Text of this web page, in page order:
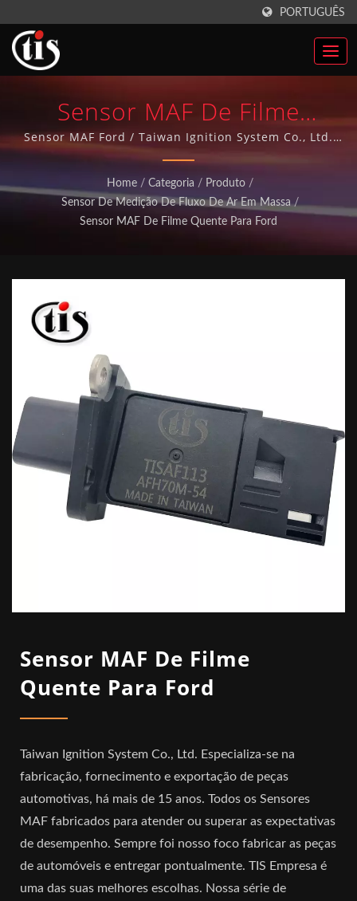
PORTUGUÊS
Sensor MAF De Filme
Quente Para Ford |
Fabricante De Peças
Automotivas De Taiwan Coils
De Ignição | Taiwan Ignition
System Co., Ltd.
Sensor MAF Ford / Taiwan Ignition System Co., Ltd.
tem mais de 20 anos de experiência na fabricação de
peças automotivas e alcançou o sistema de qualidade
ISO-9001 há mais de 10 anos. Todas as nossas peças
automotivas são feitas em Taiwan.
Home / Categoria / Produto /
Sensor De Medição De Fluxo De Ar Em Massa /
Sensor MAF De Filme Quente Para Ford
Sensor MAF De Filme
Quente Para Ford
Taiwan Ignition System Co., Ltd. Especializa-se na
fabricação, fornecimento e exportação de peças
automotivas, há mais de 15 anos. Todos os Sensores
MAF fabricados para atender ou superar as expectativas
de desempenho. Sempre foi nosso foco fabricar as peças
de automóveis e entregar pontualmente. TIS Empresa é
uma das suas melhores escolhas. Nossa série de